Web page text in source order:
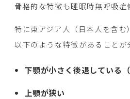
骨格的な特徴も睡眠時無呼吸症
特に東アジア人（日本人を含む
以下のような特徴があることが
下顎が小さく後退している（
上顎が狭い